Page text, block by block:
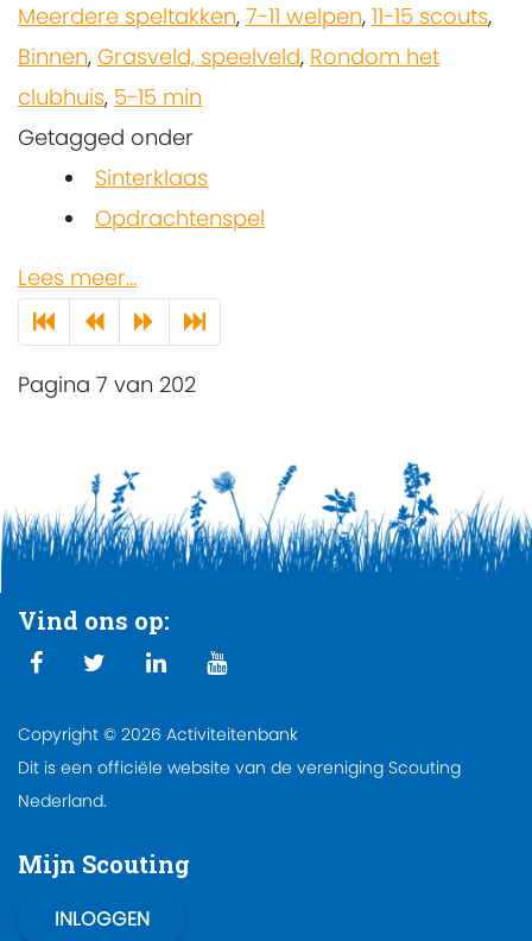
Meerdere speltakken, 7-11 welpen, 11-15 scouts,
Binnen, Grasveld, speelveld, Rondom het
clubhuis, 5-15 min
Getagged onder
Sinterklaas
Opdrachtenspel
Lees meer...
Pagina 7 van 202
Vind ons op:
Copyright © 2026 Activiteitenbank
Dit is een officiële website van de vereniging Scouting
Nederland.
Mijn Scouting